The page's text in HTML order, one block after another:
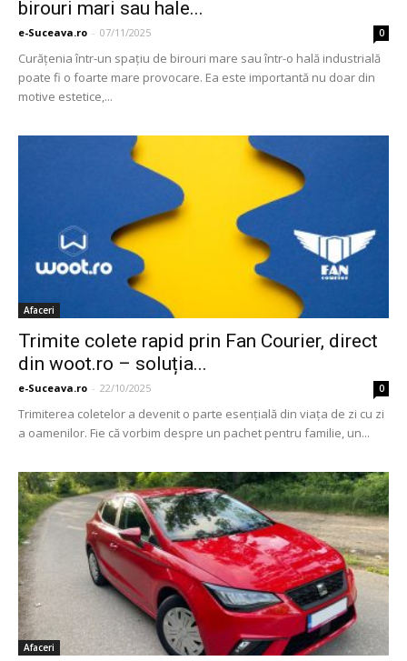
birouri mari sau hale...
e-Suceava.ro - 07/11/2025 0
Curățenia într-un spațiu de birouri mare sau într-o hală industrială
poate fi o foarte mare provocare. Ea este importantă nu doar din
motive estetice,...
Afaceri
Trimite colete rapid prin Fan Courier, direct
din woot.ro – soluția...
e-Suceava.ro - 22/10/2025 0
Trimiterea coletelor a devenit o parte esențială din viața de zi cu zi
a oamenilor. Fie că vorbim despre un pachet pentru familie, un...
Afaceri